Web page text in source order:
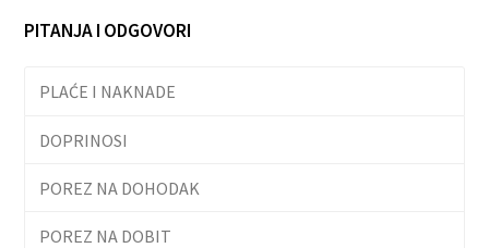
PITANJA I ODGOVORI
PLAĆE I NAKNADE
DOPRINOSI
POREZ NA DOHODAK
POREZ NA DOBIT